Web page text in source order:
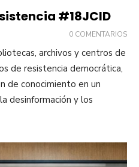
#18JCID
0 COMENTARIOS
archivos y centros de
de resistencia democrática,
de conocimiento en un
desinformación y los